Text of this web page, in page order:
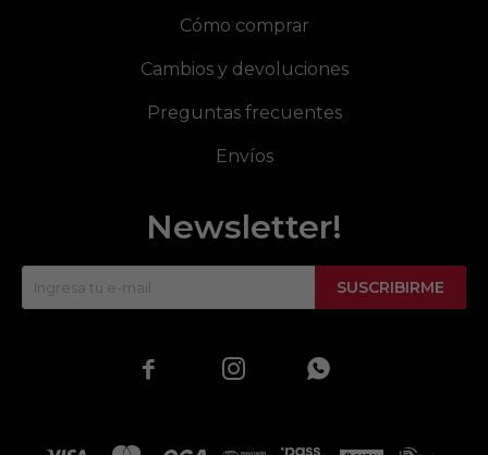
Cómo comprar
Cambios y devoluciones
Preguntas frecuentes
Envíos
Newsletter!
SUSCRIBIRME
  